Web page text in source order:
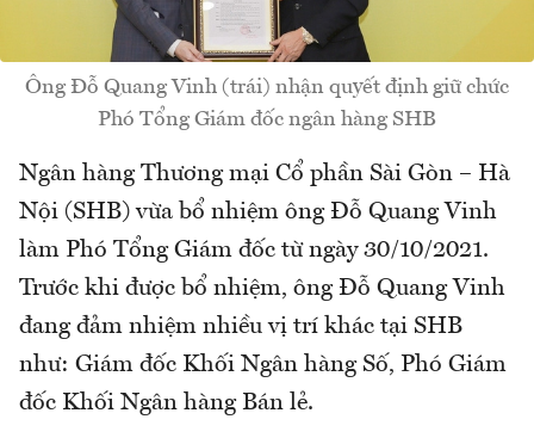
Ông Đỗ Quang Vinh (trái) nhận quyết định giữ chức
Phó Tổng Giám đốc ngân hàng SHB
Ngân hàng Thương mại Cổ phần Sài Gòn – Hà
Nội (SHB) vừa bổ nhiệm ông Đỗ Quang Vinh
làm Phó Tổng Giám đốc từ ngày 30/10/2021.
Trước khi được bổ nhiệm, ông Đỗ Quang Vinh
đang đảm nhiệm nhiều vị trí khác tại SHB
như: Giám đốc Khối Ngân hàng Số, Phó Giám
đốc Khối Ngân hàng Bán lẻ.